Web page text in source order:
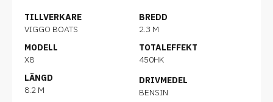
TILLVERKARE
VIGGO BOATS
MODELL
X8
LÄNGD
8.2 M
BREDD
2.3 M
TOTALEFFEKT
450HK
DRIVMEDEL
BENSIN